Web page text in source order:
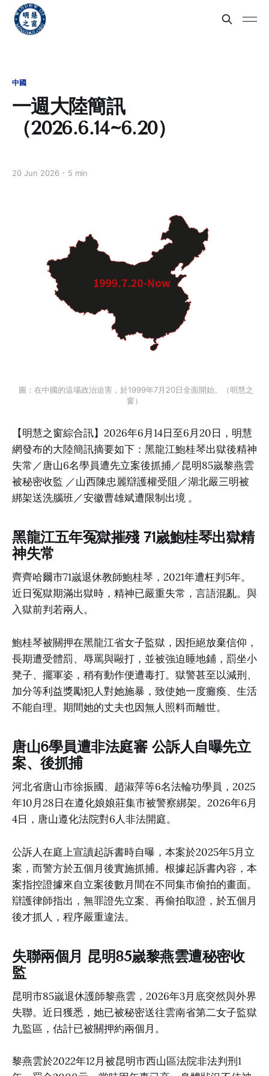
中國
一週大陸簡訊
（2026.6.14~6.20）
20 Jun 2026 5 min
窗）
【明慧之窗綜合訊】2026年6月14日至6月20日，明慧
網發布的大陸簡訊摘要如下：黑龍江鮑桂琴出獄後精神
失常／唐山6名學員遭先立案後抓捕／昆明85嵗黎燕雲
被秘密收監 ／山西陳忠麗辯護權受阻／湖北嚴三明被
綁架送洗腦班／安徽曹雄斌遭限制出境 。
黑龍江五年冤獄摧殘 71嵗鮑桂琴出獄精
神失常
齊齊哈爾市71嵗退休教師鮑桂琴，2021年遭枉判5年。
近日冤獄期滿出獄時，精神已嚴重失常，言語混亂。與
入獄前判若兩人。
鮑桂琴被關押在黑龍江省女子監獄，因拒絕放棄信仰，
長期遭受體罰、辱罵與毆打，並被強迫睡地鋪，罰坐小
凳子、擺軍姿，稍有動作便遭毒打。獄警甚至以減刑、
加分等利益獎勵犯人對她施暴，致使她一度癱瘓、生活
不能自理。期間她的丈夫也因無人照料而離世。
唐山6學員遭非法庭審 公訴人自曝先立
案、後抓捕
河北省唐山市徐振國、趙淑萍等6名法輪功學員，2025
年10月28日在遵化娘娘莊集市被警察綁架。2026年6月
4日，唐山遵化法院對6人非法開庭。
公訴人在庭上宣讀起訴書時自曝，本案於2025年5月立
案，而警方於五個月後實施抓捕。根據起訴書內容，本
案指控證據來自立案後數月間在不同集市偷拍的畫面。
辯護律師指出，無罪證先立案、再偷拍取證，於五個月
後才抓人，程序嚴重違法。
失聯兩個月 昆明85嵗黎燕雲遭秘密收
監
昆明市85嵗退休護師黎燕雲，2026年3月底突然與外界
失聯。近日獲悉，她已被秘密送往雲南省第二女子監獄
九監區，估計已被關押約兩個月。
黎燕雲於2022年12月被昆明市西山區法院非法判刑1